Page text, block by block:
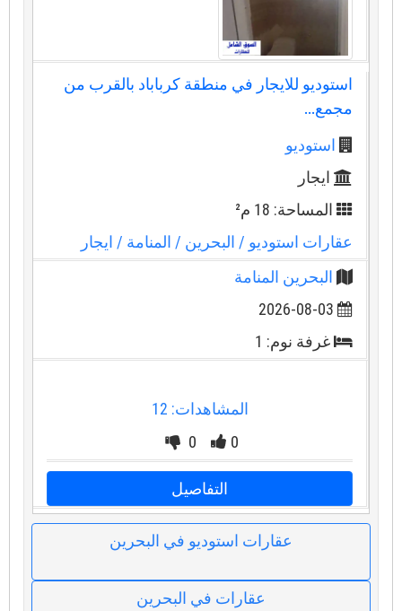
استوديو للايجار في منطقة كرباباد بالقرب من
مجمع...
استوديو
ايجار
المساحة: 18 م²
عقارات استوديو/ البحرين/ المنامة/ ايجار
البحرين المنامة
2026-08-03
غرفة نوم: 1
المشاهدات: 12
0
0
التفاصيل
عقارات استوديو في البحرين
عقارات في البحرين